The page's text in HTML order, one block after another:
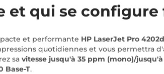
et qui se
et performante HP LaserJet Pro
quotidiennes et vous permettra
sa vitesse jusqu'à 35 ppm (mono)/
Base-T.